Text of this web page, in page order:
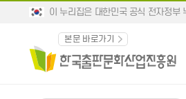
이 누리집은 대한민국 공식 전자정부
본문 바로가기